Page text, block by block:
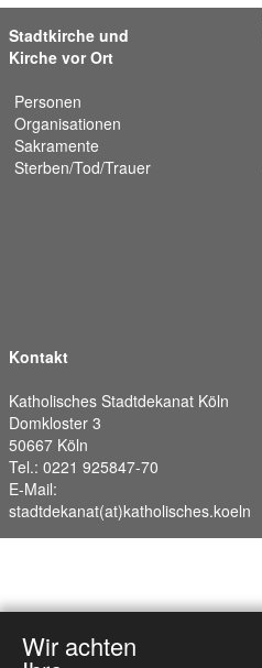
Stadtkirche und
Kirche vor Ort
Personen
Organisationen
Sakramente
Sterben/Tod/Trauer
Kontakt
Katholisches Stadtdekanat Köln
Domkloster 3
50667 Köln
Tel.: 0221 925847-70
E-Mail:
stadtdekanat(at)katholisches.koeln
Wir achten